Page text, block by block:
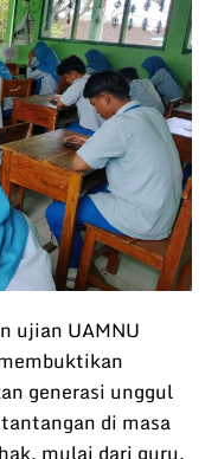
ujian UAMNU
generasi unggul
di masa